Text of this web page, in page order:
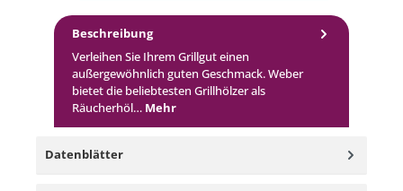
Beschreibung
Verleihen Sie Ihrem Grillgut einen
außergewöhnlich guten Geschmack. Weber
bietet die beliebtesten Grillhölzer als
Räucherhöl… Mehr
Datenblätter